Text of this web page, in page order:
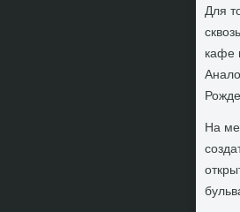
Для
кафе
На